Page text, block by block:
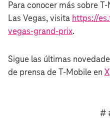
Para conocer más sobre
Las Vegas, visita https://
vegas-grand-prix.
Sigue las últimas
de prensa de T‑Mobile en X
#